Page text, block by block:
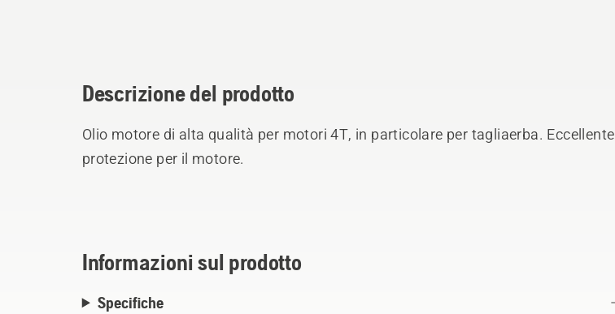
Descrizione del prodotto
Olio motore di alta qualità per motori 4T, in particolare per tagliaerba. Eccellente
protezione per il motore.
Informazioni sul prodotto
Specifiche